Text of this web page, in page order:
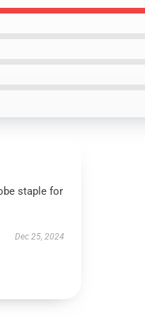
staple for
Dec 25, 2024